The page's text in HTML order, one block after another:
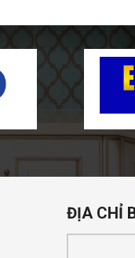
ĐỊA CHỈ